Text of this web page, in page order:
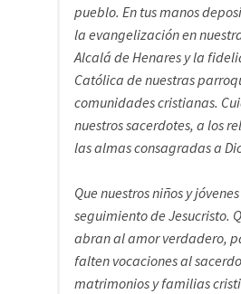
pueblo. En tus manos
la evangelización en
Alcalá de Henares y la
Católica de nuestras
comunidades cristianas.
nuestros sacerdotes, a los
las almas consagradas a
Que nuestros niños y
seguimiento de Jesucristo.
abran al amor verdadero,
falten vocaciones al
matrimonios y familias